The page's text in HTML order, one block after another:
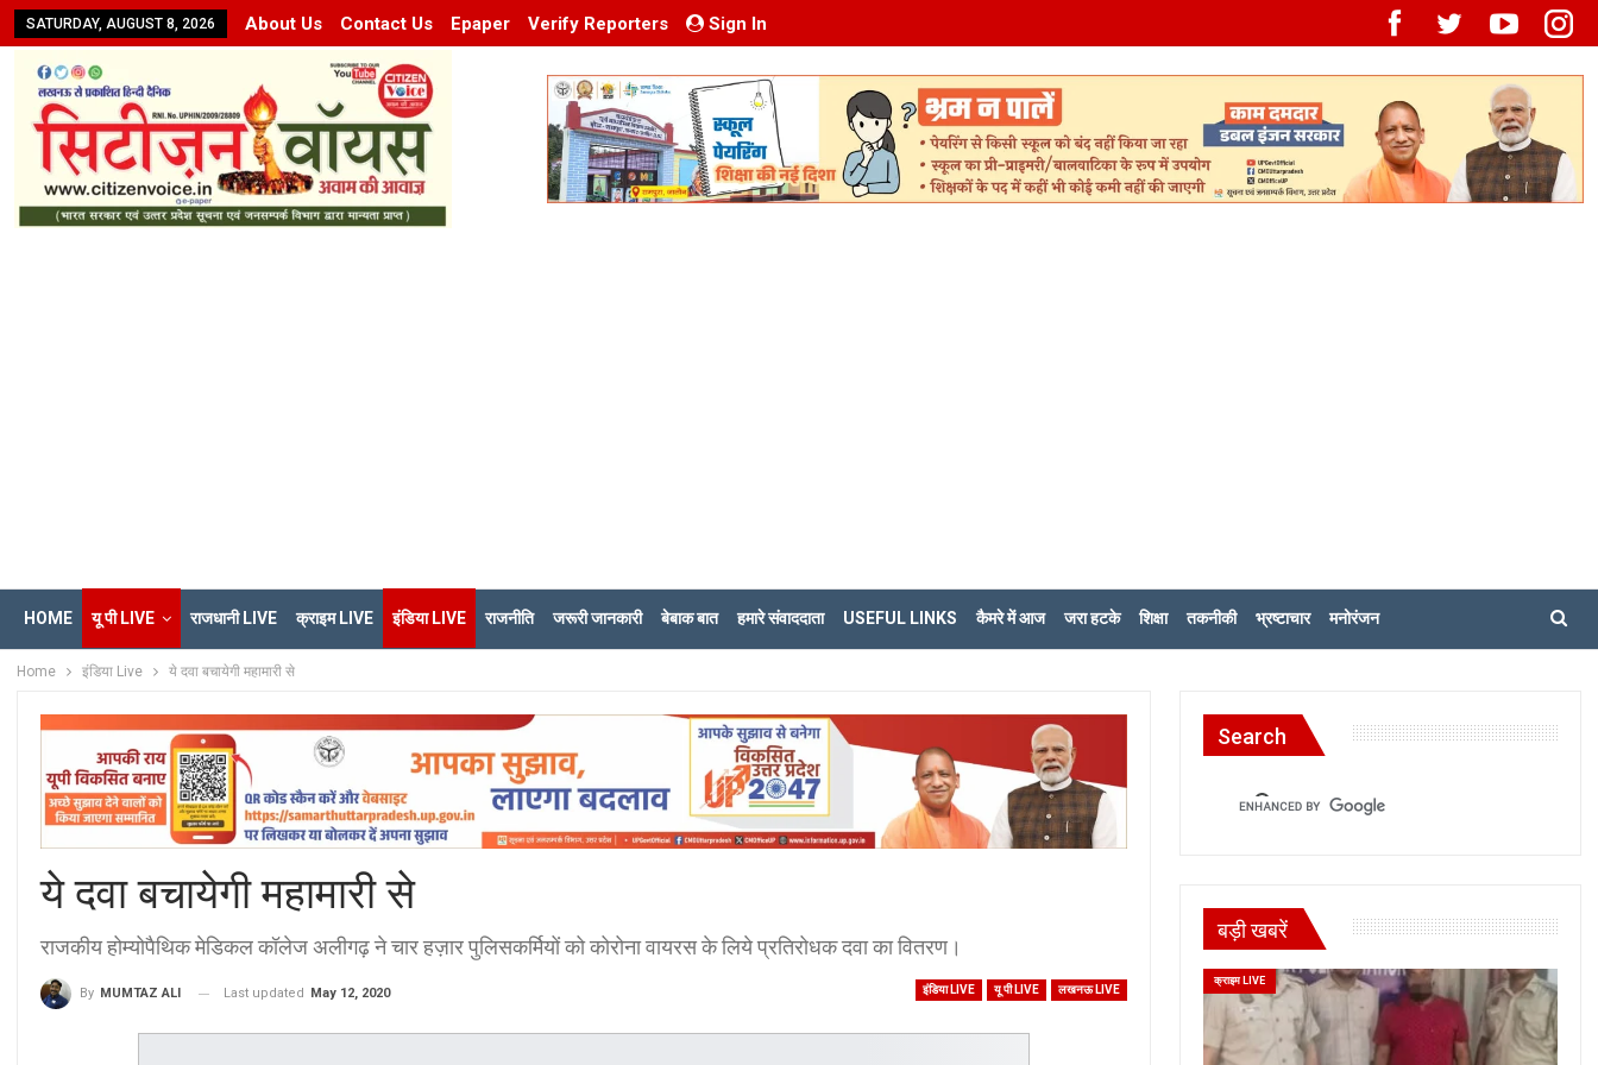
SATURDAY, AUGUST 8, 2026 About Us Contact Us Epaper Verify Reporters Sign In
HOME यू पी LIVE राजधानी LIVE क्राइम LIVE इंडिया LIVE राजनीति जरूरी जानकारी बेबाक बात हमारे संवाददाता USEFUL LINKS कैमरे में आज जरा हटके शिक्षा तकनीकी भ्रष्टाचार मनोरंजन
Home इंडिया Live ये दवा बचायेगी महामारी से
ये दवा बचायेगी महामारी से
राजकीय होम्योपैथिक मेडिकल कॉलेज अलीगढ़ ने चार हज़ार पुलिसकर्मियों को कोरोना वायरस के लिये प्रतिरोधक दवा का वितरण।
इंडिया LIVE यू पी LIVE लखनऊ LIVE
By MUMTAZ ALI Last updated May 12, 2020
Search
बड़ी खबरें
क्राइम LIVE